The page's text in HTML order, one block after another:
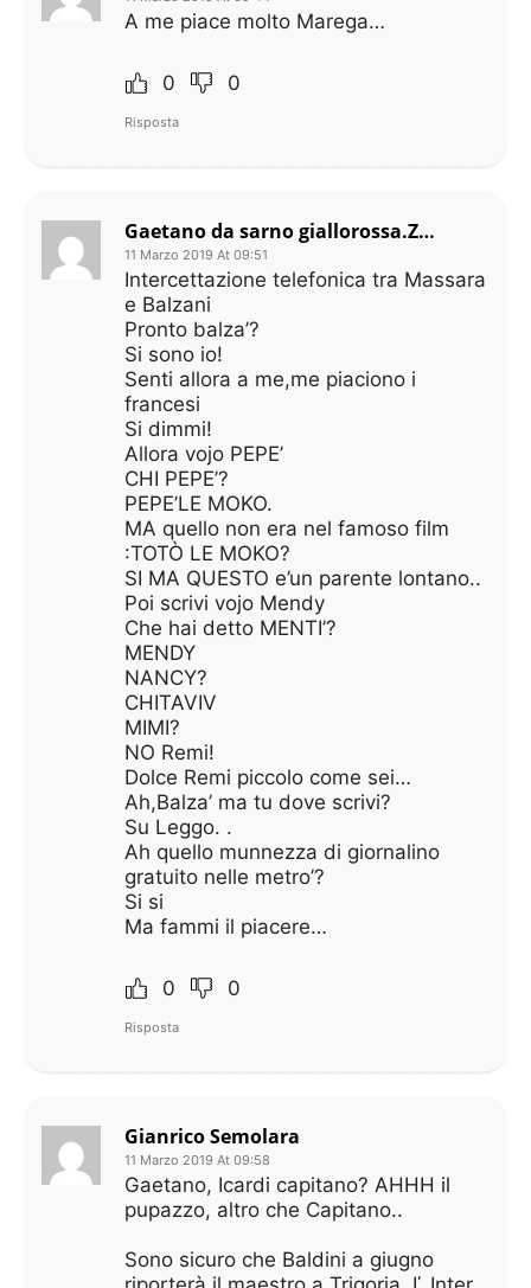
A me piace molto Marega…
0 0
Risposta
Gaetano da sarno giallorossa.ZANIOLO NON SI TOCCA
11 Marzo 2019 At 09:51
Intercettazione telefonica tra Massara
e Balzani
Pronto balza’?
Si sono io!
Senti allora a me,me piaciono i
francesi
Si dimmi!
Allora vojo PEPE’
CHI PEPE’?
PEPE’LE MOKO.
MA quello non era nel famoso film
:TOTÒ LE MOKO?
SI MA QUESTO e’un parente lontano..
Poi scrivi vojo Mendy
Che hai detto MENTI’?
MENDY
NANCY?
CHITAVIV
MIMI?
NO Remi!
Dolce Remi piccolo come sei…
Ah,Balza’ ma tu dove scrivi?
Su Leggo. .
Ah quello munnezza di giornalino
gratuito nelle metro’?
Si si
Ma fammi il piacere…
0 0
Risposta
Gianrico Semolara
11 Marzo 2019 At 09:58
Gaetano, Icardi capitano? AHHH il
pupazzo, altro che Capitano..
Sono sicuro che Baldini a giugno